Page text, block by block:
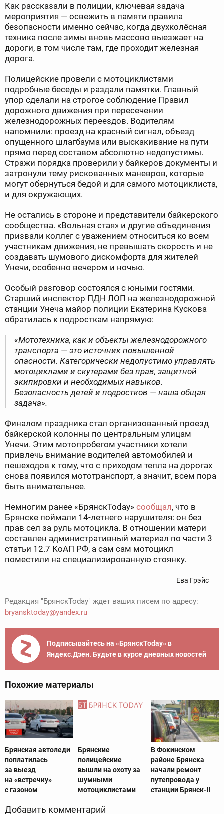
Как рассказали в полиции, ключевая задача
мероприятия — освежить в памяти правила
безопасности именно сейчас, когда двухколёсная
техника после зимы вновь массово выезжает на
дороги, в том числе там, где проходит железная
дорога.
Полицейские провели с мотоциклистами
подробные беседы и раздали памятки. Главный
упор сделали на строгое соблюдение Правил
дорожного движения при пересечении
железнодорожных переездов. Водителям
напомнили: проезд на красный сигнал, объезд
опущенного шлагбаума или выскакивание на пути
прямо перед составом абсолютно недопустимы.
Стражи порядка проверили у байкеров документы и
затронули тему рискованных маневров, которые
могут обернуться бедой и для самого мотоциклиста,
и для окружающих.
Не остались в стороне и представители байкерского
сообщества. «Вольная стая» и другие объединения
призвали коллег с уважением относиться ко всем
участникам движения, не превышать скорость и не
создавать шумового дискомфорта для жителей
Унечи, особенно вечером и ночью.
Особый разговор состоялся с юными гостями.
Старший инспектор ПДН ЛОП на железнодорожной
станции Унеча майор полиции Екатерина Кускова
обратилась к подросткам напрямую:
«Мототехника, как и объекты железнодорожного
транспорта — это источник повышенной
опасности. Категорически недопустимо управлять
мотоциклами и скутерами без прав, защитной
экипировки и необходимых навыков.
Безопасность детей и подростков — наша общая
задача».
Финалом праздника стал организованный проезд
байкерской колонны по центральным улицам
Унечи. Этим мотопробегом участники хотели
привлечь внимание водителей автомобилей и
пешеходов к тому, что с приходом тепла на дорогах
снова появился мототранспорт, а значит, всем пора
быть внимательнее.
Немногим ранее «БрянскToday» сообщал, что в
Брянске поймали 14-летнего нарушителя: он без
прав сел за руль мотоцикла. В отношении матери
составлен административный материал по части 3
статьи 12.7 КоАП РФ, а сам сам мотоцикл
поместили на специализированную стоянку.
Ева Грэйс
Редакция "БрянскToday" ждет ваших писем по адресу:
bryansktoday@yandex.ru
Подписывайтесь на «БрянскToday» в
Яндекс.Дзен. Будьте в курсе дневных новостей
Похожие материалы
Брянская автоледи
поплатилась
за выезд
на «встречку»
с газоном
Брянские
полицейские
вышли на охоту за
шумными
мотоциклистами
В Фокинском
районе Брянска
начали ремонт
путепровода у
станции Брянск-II
Добавить комментарий